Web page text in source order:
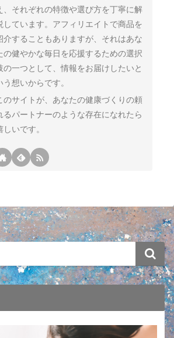
、それぞれの特徴や選び方を丁寧に解
しています。アフィリエイトで商品を
介することもありますが、それはあな
の健やかな毎日を応援するための選択
の一つとして、情報をお届けしたいと
う想いからです。
のサイトが、あなたの健康づくりの頼
るパートナーのような存在になれたら
しいです。